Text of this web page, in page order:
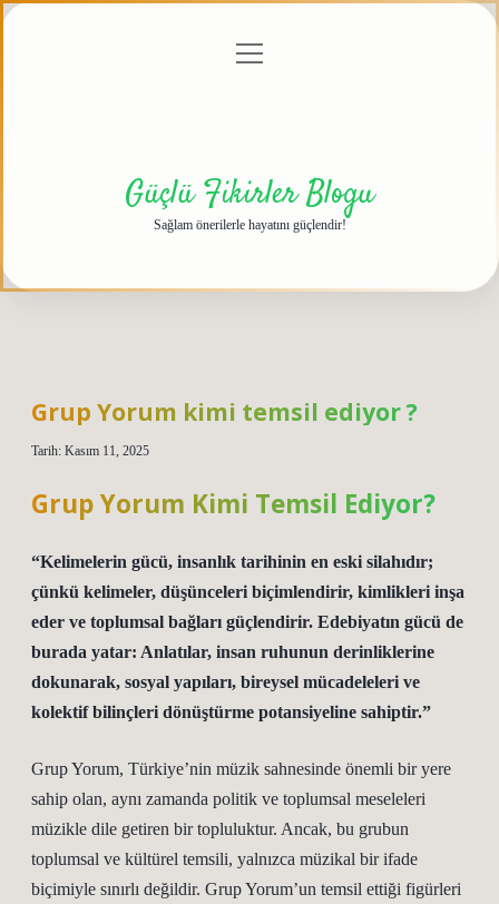
menüyü
Güçlü Fikirler Blogu
Sağlam önerilerle hayatını güçlendir!
Grup Yorum kimi temsil ediyor ?
Tarih: Kasım 11, 2025
Grup Yorum Kimi Temsil Ediyor?
“Kelimelerin gücü, insanlık tarihinin en eski silahıdır;
çünkü kelimeler, düşünceleri biçimlendirir, kimlikleri inşa
eder ve toplumsal bağları güçlendirir. Edebiyatın gücü de
burada yatar: Anlatılar, insan ruhunun derinliklerine
dokunarak, sosyal yapıları, bireysel mücadeleleri ve
kolektif bilinçleri dönüştürme potansiyeline sahiptir.”
Grup Yorum, Türkiye’nin müzik sahnesinde önemli bir yere
sahip olan, aynı zamanda politik ve toplumsal meseleleri
müzikle dile getiren bir topluluktur. Ancak, bu grubun
toplumsal ve kültürel temsili, yalnızca müzikal bir ifade
biçimiyle sınırlı değildir. Grup Yorum’un temsil ettiği figürleri